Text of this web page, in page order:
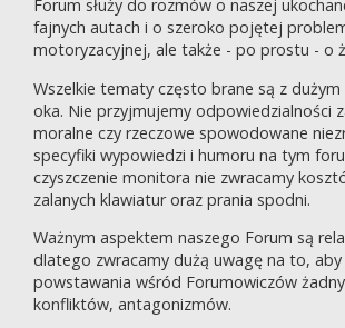
Forum służy do rozmów o naszej
fajnych autach i o szeroko pojętej
motoryzacyjnej, ale także - po prostu - o
Wszelkie tematy często brane są z
oka. Nie przyjmujemy odpowiedzialności
moralne czy rzeczowe spowodowane
specyfiki wypowiedzi i humoru na tym
czyszczenie monitora nie zwracamy
zalanych klawiatur oraz prania spodni.
Ważnym aspektem naszego Forum są
dlatego zwracamy dużą uwagę na to,
powstawania wśród Forumowiczów
konfliktów, antagonizmów.